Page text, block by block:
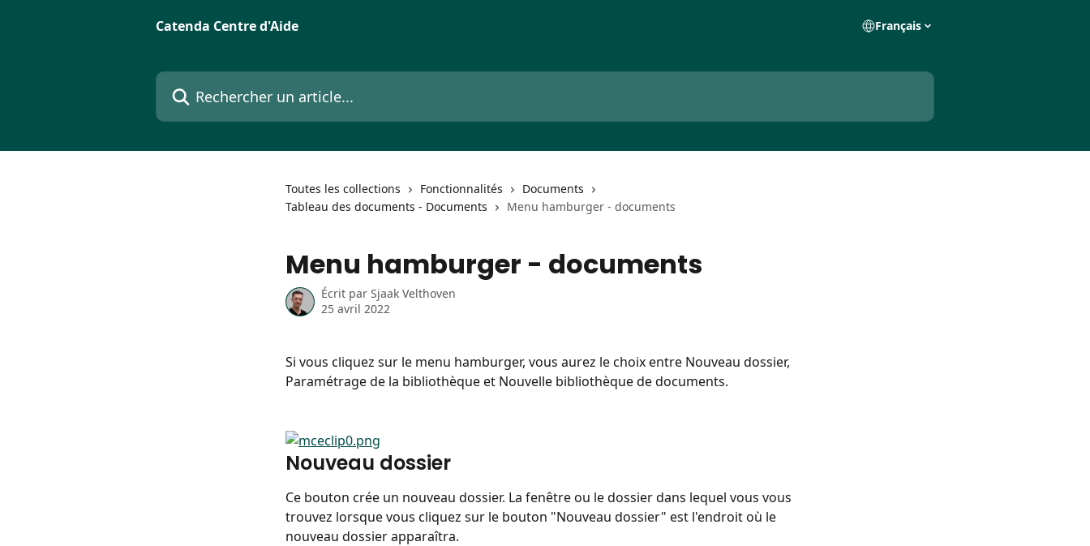
Catenda Centre d'Aide
Français
Rechercher un article...
Toutes les collections Fonctionnalités
Documents
Tableau des documents - Documents
Menu hamburger - documents
Menu hamburger - documents
Écrit par Sjaak Velthoven
25 avril 2022
Si vous cliquez sur le menu hamburger, vous aurez le choix entre Nouveau dossier,
Paramétrage de la bibliothèque et Nouvelle bibliothèque de documents.
Nouveau dossier
Ce bouton crée un nouveau dossier. La fenêtre ou le dossier dans lequel vous vous
trouvez lorsque vous cliquez sur le bouton "Nouveau dossier" est l'endroit où le
nouveau dossier apparaîtra.